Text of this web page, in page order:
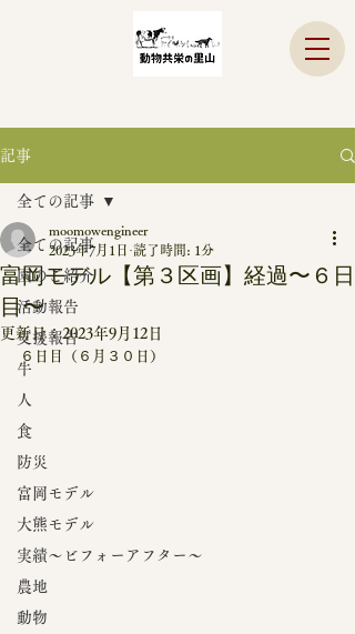
記事
全ての記事
園のご紹介
活動報告
支援報告
牛
人
食
防災
富岡モデル
大熊モデル
実績～ビフォーアフター～
農地
動物
全ての記事
富岡モデル【第３区画】経過〜６日
目〜
moomowengineer
2023年7月1日 読了時間: 1分
更新日：2023年9月12日
６日目（６月３０日）